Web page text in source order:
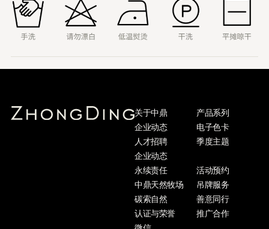
关于中鼎
企业动态
人才招聘
企业动态
产品系列
电子色卡
季度主题
永续责任
中鼎天然牧场
碳索自然
认证与荣誉
活动预约
吊牌服务
善意同行
推广合作